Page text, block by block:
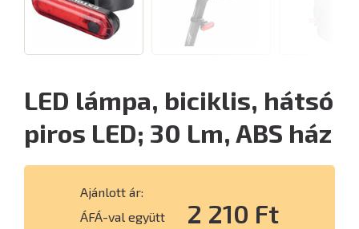
LED lámpa, biciklis, hátsó
piros LED; 30 Lm, ABS ház
Ajánlott ár:
ÁFÁ-val együtt
2 210 Ft